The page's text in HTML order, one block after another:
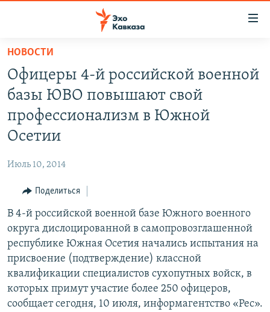
Вернуться
основному
содержанию
Вернутся
главной
Вернутся
поиску
НОВОСТИ
ТБИЛИСИ
СУХУМИ
ЦХИНВАЛИ
АРМЕНИЯ
АЗЕРБАЙДЖАН
ПОЛИТИКА
ЭКОНОМИКА
ОБЩЕСТВО
КУЛЬТУРА
СПОРТ
МИР
РУБРИКИ
НЕКРУГЛЫЙ СТОЛ
ГОСТЬ НЕДЕЛИ
ПОЗИЦИЯ
БЛОГИ
ГОЛОСА
МУЛЬТИМЕДИА
ВИДЕО
ФОТО
АУДИО
ПОДКАСТЫ
АРХИВ РАДИОПРОГРАММЫ
ПРИСОЕДИНЯЙТЕСЬ!
НОВОСТИ
Офицеры 4-й российской военной
базы ЮВО повышают свой
профессионализм в Южной
Осетии
Июль 10, 2014
Поделиться
В 4-й российской военной базе Южного военного
округа дислоцированной в самопровозглашенной
республике Южная Осетия начались испытания на
присвоение (подтверждение) классной
квалификации специалистов сухопутных войск, в
которых примут участие более 250 офицеров,
сообщает сегодня, 10 июля, информагентство «Рес».